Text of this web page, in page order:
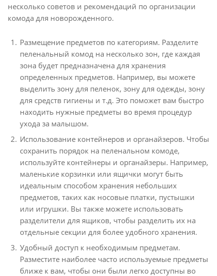
несколько советов и рекомендаций по организации
комода для новорожденного.
Размещение предметов по категориям. Разделите
пеленальный комод на несколько зон, где каждая
зона будет предназначена для хранения
определенных предметов. Например, вы можете
выделить зону для пеленок, зону для одежды, зону
для средств гигиены и т.д. Это поможет вам быстро
находить нужные предметы во время процедур
ухода за малышом.
Использование контейнеров и органайзеров. Чтобы
сохранить порядок на пеленальном комоде,
используйте контейнеры и органайзеры. Например,
маленькие корзинки или ящички могут быть
идеальным способом хранения небольших
предметов, таких как носовые платки, пустышки
или игрушки. Вы также можете использовать
разделители для ящиков, чтобы разделить их на
отдельные секции для более удобного хранения.
Удобный доступ к необходимым предметам.
Разместите наиболее часто используемые предметы
ближе к вам, чтобы они были легко доступны во